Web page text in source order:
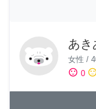
あき
女性 /
sentiment_satisfied 0